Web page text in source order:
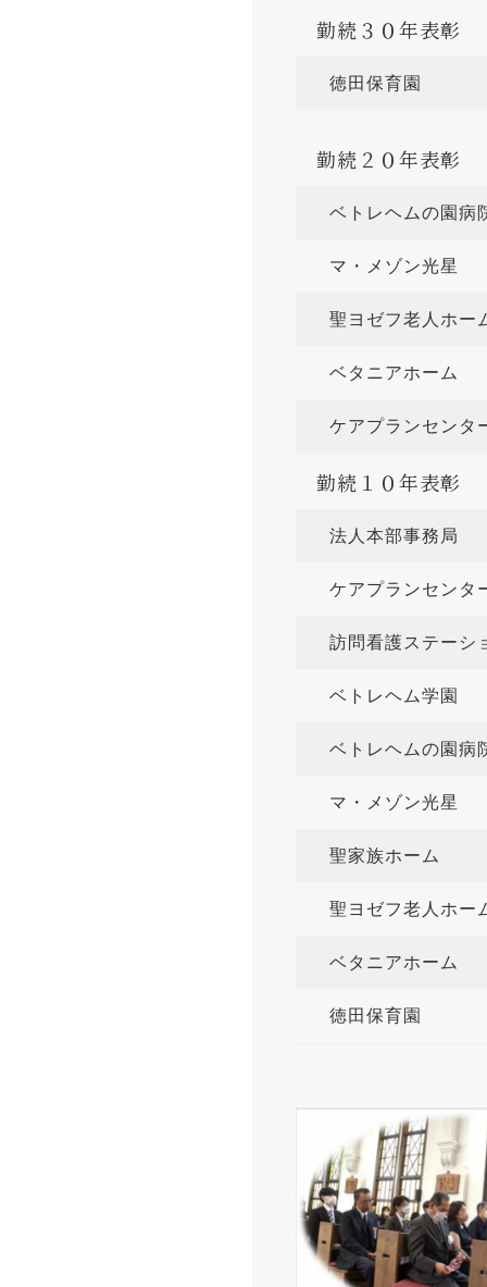
勤続３０年表彰
徳田保
勤続２０年表彰
ベトレヘムの
マ・メゾ
聖ヨゼフ老人
ベタニア
ケアプラン
勤続１０年表彰
法人本部
ケアプランセ
訪問看護ステ
ベトレヘ
ベトレヘムの
マ・メゾ
聖家族ホ
聖ヨゼフ老
ベタニア
徳田保